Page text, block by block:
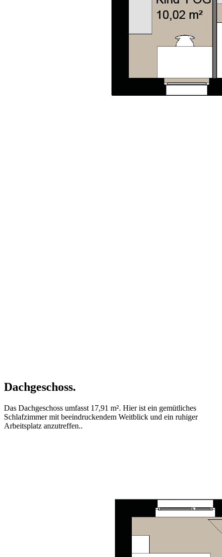
Dachgeschoss.
Das Dachgeschoss umfasst 17,91 m². Hier ist ein gemütliches
Schlafzimmer mit beeindruckendem Weitblick und ein ruhiger
Arbeitsplatz anzutreffen..